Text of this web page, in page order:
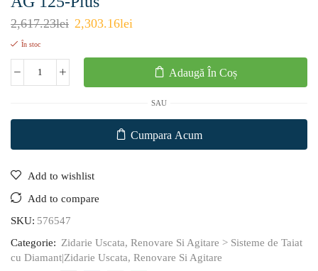
2,617.23lei 2,303.16lei
În stoc
Adaugă În Coș
SAU
Cumpara Acum
Add to wishlist
Add to compare
SKU: 576547
Categorie: Zidarie Uscata, Renovare Si Agitare > Sisteme de Taiat
cu Diamant|Zidarie Uscata, Renovare Si Agitare